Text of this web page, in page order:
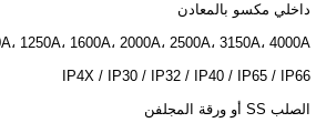
داخلي مكسو بالمعادن
630A، 1250A، 1600A، 2000A، 2500A، 3150A، 4000A ....
IP4X / IP30 / IP32 / IP40 / IP65 / IP66
الصلب SS أو ورقة المجلفن